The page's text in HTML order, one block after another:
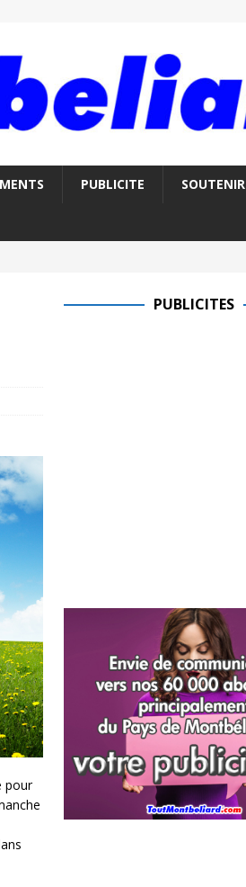
PUBLICITE SOUTENIR
pour
PUBLICITES